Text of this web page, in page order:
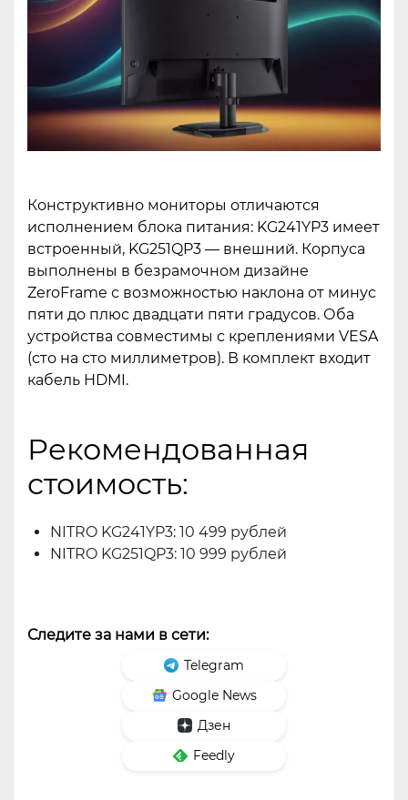
Конструктивно мониторы отличаются
исполнением блока питания: KG241YP3 имеет
встроенный, KG251QP3 — внешний. Корпуса
выполнены в безрамочном дизайне
ZeroFrame с возможностью наклона от минус
пяти до плюс двадцати пяти градусов. Оба
устройства совместимы с креплениями VESA
(сто на сто миллиметров). В комплект входит
кабель HDMI.
Рекомендованная
стоимость:
NITRO KG241YP3: 10 499 рублей
NITRO KG251QP3: 10 999 рублей
Следите за нами в сети:
Telegram
Google News
Дзен
Feedly